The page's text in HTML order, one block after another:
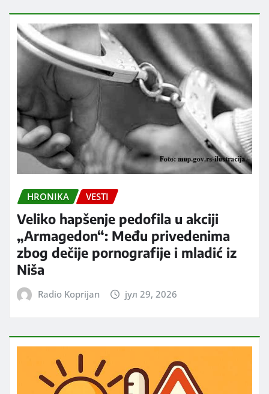
HRONIKA VESTI
Veliko hapšenje pedofila u akciji
„Armagedon“: Među privedenima
zbog dečije pornografije i mladić iz
Niša
Radio Koprijan јул 29, 2026